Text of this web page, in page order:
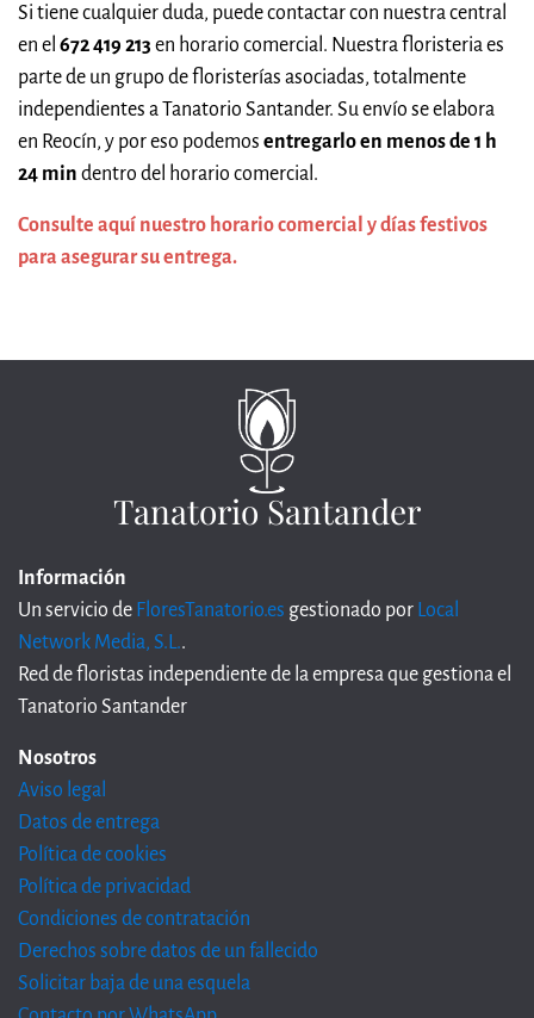
Si tiene cualquier duda, puede contactar con nuestra central
en el 672 419 213 en horario comercial. Nuestra floristeria es
parte de un grupo de floristerías asociadas, totalmente
independientes a Tanatorio Santander. Su envío se elabora
en Reocín, y por eso podemos entregarlo en menos de 1 h
24 min dentro del horario comercial.
Consulte aquí nuestro horario comercial y días festivos
para asegurar su entrega.
Tanatorio Santander
Información
Un servicio de FloresTanatorio.es gestionado por Local
Network Media, S.L..
Red de floristas independiente de la empresa que gestiona el
Tanatorio Santander
Nosotros
Aviso legal
Datos de entrega
Política de cookies
Política de privacidad
Condiciones de contratación
Derechos sobre datos de un fallecido
Solicitar baja de una esquela